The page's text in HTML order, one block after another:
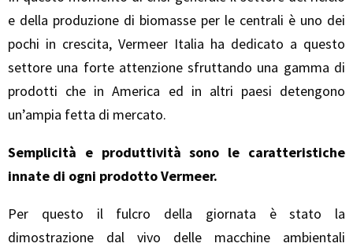
e della produzione di biomasse per le centrali è uno dei
pochi in crescita, Vermeer Italia ha dedicato a questo
settore una forte attenzione sfruttando una gamma di
prodotti che in America ed in altri paesi detengono
un’ampia fetta di mercato.
Semplicità e produttività sono le caratteristiche
innate di ogni prodotto Vermeer.
Per questo il fulcro della giornata è stato la
dimostrazione dal vivo delle macchine ambientali